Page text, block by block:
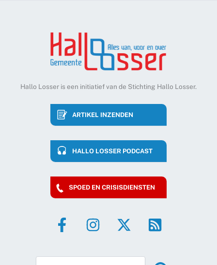
Hallo Losser is een initiatief van de Stichting Hallo Losser.
ARTIKEL INZENDEN
HALLO LOSSER PODCAST
SPOED EN CRISISDIENSTEN